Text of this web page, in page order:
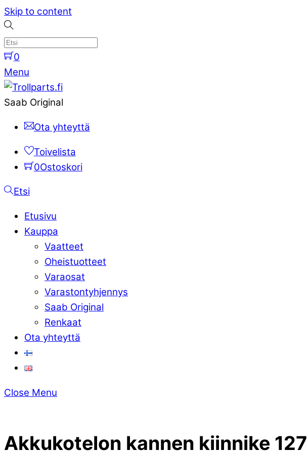
Skip to content
0
Menu
Saab Original
Ota yhteyttä
Toivelista
0Ostoskori
Etsi
Etusivu
Kauppa
Vaatteet
Oheistuotteet
Varaosat
Varastontyhjennys
Saab Original
Renkaat
Ota yhteyttä
Close Menu
Akkukotelon kannen kiinnike